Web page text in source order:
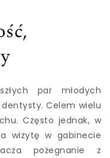
par młodych
Celem wielu
Często jednak, w
wizytę w gabinecie
pożegnanie z